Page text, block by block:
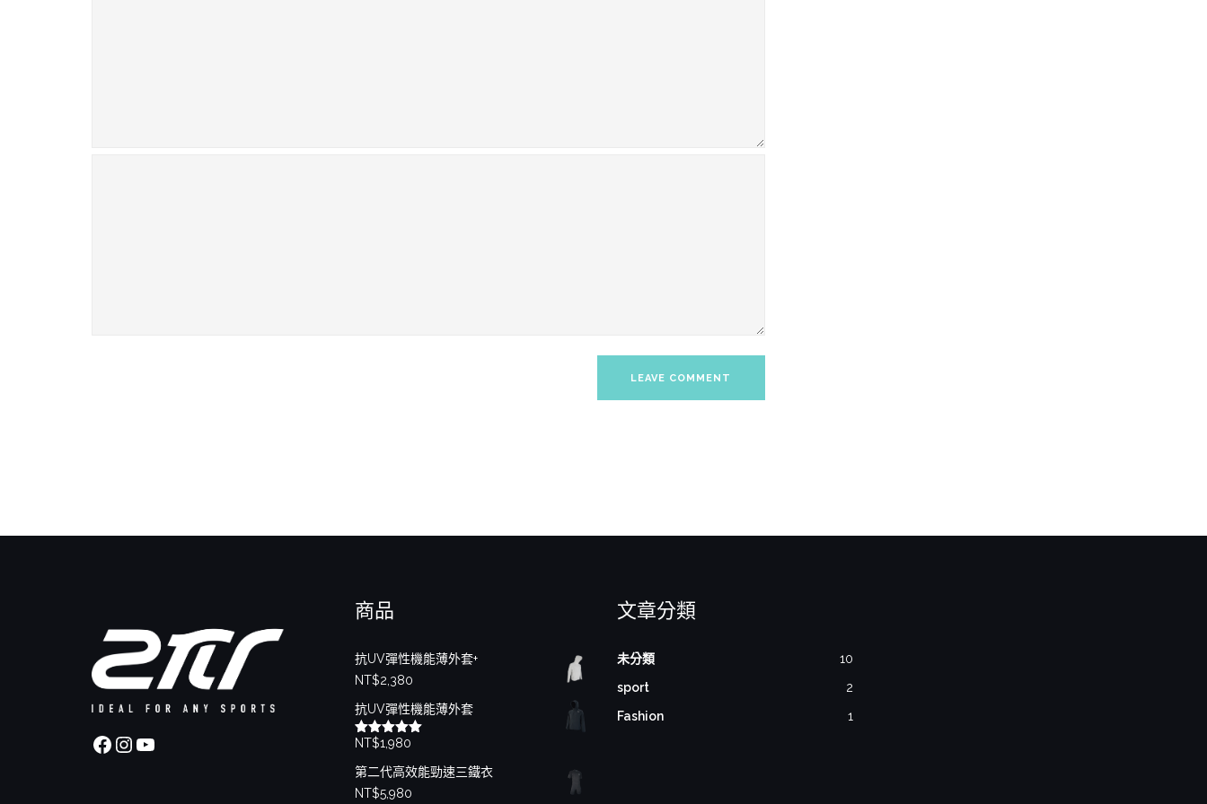
Facebook
Instagram
YouTube
商品
抗UV彈性機能薄外套+
NT$2,380
抗UV彈性機能薄外套
評分5.00
NT$1,980
第二代高效能勁速三鐵衣
NT$5,980
文章分類
未分類
10
sport
2
Fashion
1